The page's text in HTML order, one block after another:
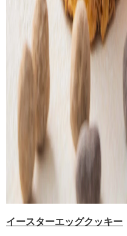
イースターエッグクッキー